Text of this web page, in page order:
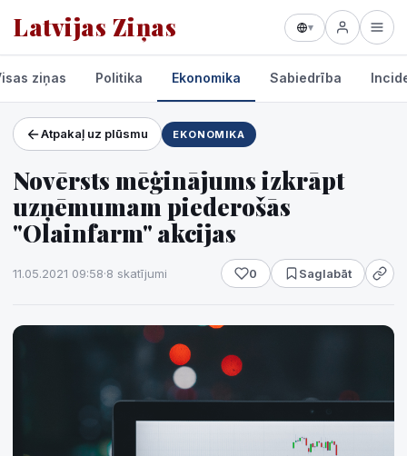
Latvijas Ziņas ▾
Projekti un pakalpojumi
Laikapstākļi
ziņas Politika Ekonomika Sabiedrība
Atpakaļ uz plūsmu EKONOMIKA
Novērsts mēģinājums izkrāpt
uzņēmumam piederošās
"Olainfarm" akcijas
11.05.2021 09:58·8 skatījumi 0 Saglabāt